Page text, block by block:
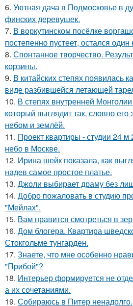
6. Уютная дача в Подмосковье в
финских деревушек.
7. В воркутинском посёлке
постепенно пустеет, остался
8. Спонтанное творчество.
корзины.
9. В китайских степях появилась
виде разбившейся летающей
10. В степях внутренней
который выглядит так, словно
небом и землёй.
11. Проект квартиры - студии 24
небо в Москве.
12. Ирина шейк показала, как
надев самое простое платье.
13. Джоли выбирает драму без
14. Добро пожаловать в студию
"Мейлах".
15. Вам нравится смотреться в
16. Дом блогера. Квартира
Стокгольме тунгарден.
17. Знаете, что мне особенно
"Прибой"?
18. Интерьер формируется не
а их сочетаниями.
19. Собираюсь в Питер ненадолго.